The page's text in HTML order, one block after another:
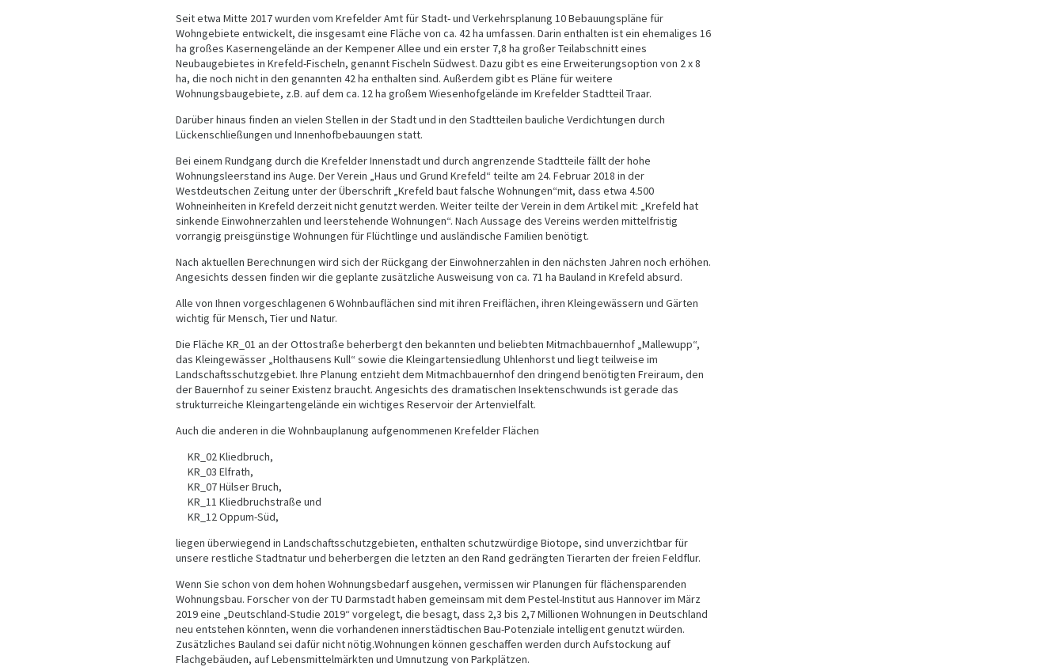
Seit etwa Mitte 2017 wurden vom Krefelder Amt für Stadt- und Verkehrsplanung 10 Bebauungspläne für
Wohngebiete entwickelt, die insgesamt eine Fläche von ca. 42 ha umfassen. Darin enthalten ist ein ehemaliges 16
ha großes Kasernengelände an der Kempener Allee und ein erster 7,8 ha großer Teilabschnitt eines
Neubaugebietes in Krefeld-Fischeln, genannt Fischeln Südwest. Dazu gibt es eine Erweiterungsoption von 2 x 8
ha, die noch nicht in den genannten 42 ha enthalten sind. Außerdem gibt es Pläne für weitere
Wohnungsbaugebiete, z.B. auf dem ca. 12 ha großem Wiesenhofgelände im Krefelder Stadtteil Traar.
Darüber hinaus finden an vielen Stellen in der Stadt und in den Stadtteilen bauliche Verdichtungen durch
Lückenschließungen und Innenhofbebauungen statt.
Bei einem Rundgang durch die Krefelder Innenstadt und durch angrenzende Stadtteile fällt der hohe
Wohnungsleerstand ins Auge. Der Verein „Haus und Grund Krefeld“ teilte am 24. Februar 2018 in der
Westdeutschen Zeitung unter der Überschrift „Krefeld baut falsche Wohnungen“mit, dass etwa 4.500
Wohneinheiten in Krefeld derzeit nicht genutzt werden. Weiter teilte der Verein in dem Artikel mit: „Krefeld hat
sinkende Einwohnerzahlen und leerstehende Wohnungen“. Nach Aussage des Vereins werden mittelfristig
vorrangig preisgünstige Wohnungen für Flüchtlinge und ausländische Familien benötigt.
Nach aktuellen Berechnungen wird sich der Rückgang der Einwohnerzahlen in den nächsten Jahren noch erhöhen.
Angesichts dessen finden wir die geplante zusätzliche Ausweisung von ca. 71 ha Bauland in Krefeld absurd.
Alle von Ihnen vorgeschlagenen 6 Wohnbauflächen sind mit ihren Freiflächen, ihren Kleingewässern und Gärten
wichtig für Mensch, Tier und Natur.
Die Fläche KR_01 an der Ottostraße beherbergt den bekannten und beliebten Mitmachbauernhof „Mallewupp“,
das Kleingewässer „Holthausens Kull“ sowie die Kleingartensiedlung Uhlenhorst und liegt teilweise im
Landschaftsschutzgebiet. Ihre Planung entzieht dem Mitmachbauernhof den dringend benötigten Freiraum, den
der Bauernhof zu seiner Existenz braucht. Angesichts des dramatischen Insektenschwunds ist gerade das
strukturreiche Kleingartengelände ein wichtiges Reservoir der Artenvielfalt.
Auch die anderen in die Wohnbauplanung aufgenommenen Krefelder Flächen
KR_02 Kliedbruch,
KR_03 Elfrath,
KR_07 Hülser Bruch,
KR_11 Kliedbruchstraße und
KR_12 Oppum-Süd,
liegen überwiegend in Landschaftsschutzgebieten, enthalten schutzwürdige Biotope, sind unverzichtbar für
unsere restliche Stadtnatur und beherbergen die letzten an den Rand gedrängten Tierarten der freien Feldflur.
Wenn Sie schon von dem hohen Wohnungsbedarf ausgehen, vermissen wir Planungen für flächensparenden
Wohnungsbau. Forscher von der TU Darmstadt haben gemeinsam mit dem Pestel-Institut aus Hannover im März
2019 eine „Deutschland-Studie 2019“ vorgelegt, die besagt, dass 2,3 bis 2,7 Millionen Wohnungen in Deutschland
neu entstehen könnten, wenn die vorhandenen innerstädtischen Bau-Potenziale intelligent genutzt würden.
Zusätzliches Bauland sei dafür nicht nötig.Wohnungen können geschaffen werden durch Aufstockung auf
Flachgebäuden, auf Lebensmittelmärkten und Umnutzung von Parkplätzen.